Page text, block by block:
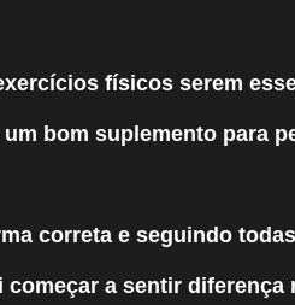
físicos serem
bom suplemento para
correta e seguindo
começar a sentir diferença